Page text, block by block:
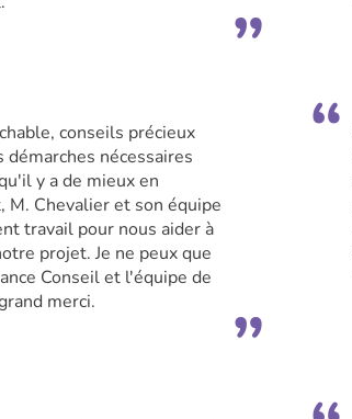
conseils précieux
nécessaires
y a de mieux en
M. Chevalier et son équipe
travail pour nous aider à
projet. Je ne peux que
Conseil et l'équipe de
merci.